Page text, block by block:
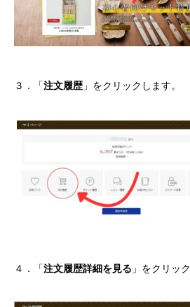
３．「 注文履歴 」をクリックします。
４．「 注文履歴詳細を見る 」をクリック